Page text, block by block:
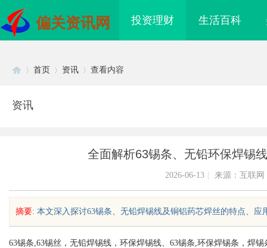
偏关资讯网 投资理财 生活百科
sc
首页 资讯 查看内容
资讯
全面解析63锡条、无铅环保焊锡
2026-06-13 来源：互联网
摘要: 本文深入探讨63锡条、无铅焊锡线及铜铝药芯焊丝的特点、
63锡条,63锡丝，无铅焊锡线，环保焊锡线、63锡条,环保焊锡条，焊